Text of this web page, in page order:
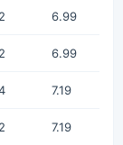
2 6.99
2 6.99
7.19
2 7.19